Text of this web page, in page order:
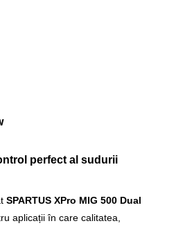
perfect al sudurii
SPARTUS XPro MIG 500 Dual
aplicații în care calitatea,